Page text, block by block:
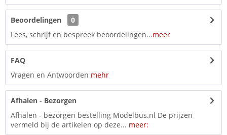
Beoordelingen
0
Lees, schrijf en bespreek beoordelingen...meer
FAQ
Vragen en Antwoorden mehr
Afhalen - Bezorgen
Afhalen - bezorgen bestelling Modelbus.nl De prijzen
vermeld bij de artikelen op deze... meer: